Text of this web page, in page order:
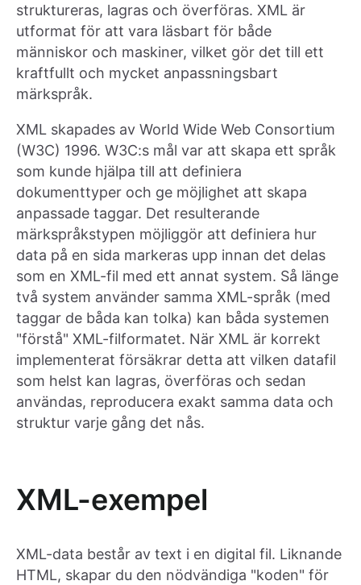
struktureras, lagras och överföras. XML är
utformat för att vara läsbart för både
människor och maskiner, vilket gör det till ett
kraftfullt och mycket anpassningsbart
märkspråk.
XML skapades av World Wide Web Consortium
(W3C) 1996. W3C:s mål var att skapa ett språk
som kunde hjälpa till att definiera
dokumenttyper och ge möjlighet att skapa
anpassade taggar. Det resulterande
märkspråkstypen möjliggör att definiera hur
data på en sida markeras upp innan det delas
som en XML-fil med ett annat system. Så länge
två system använder samma XML-språk (med
taggar de båda kan tolka) kan båda systemen
"förstå" XML-filformatet. När XML är korrekt
implementerat försäkrar detta att vilken datafil
som helst kan lagras, överföras och sedan
användas, reproducera exakt samma data och
struktur varje gång det nås.
XML-exempel
XML-data består av text i en digital fil. Liknande
HTML, skapar du den nödvändiga "koden" för